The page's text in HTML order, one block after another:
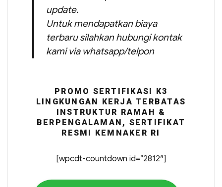
update.
Untuk mendapatkan biaya
terbaru silahkan hubungi kontak
kami via whatsapp/telpon
PROMO SERTIFIKASI K3
LINGKUNGAN KERJA TERBATAS
INSTRUKTUR RAMAH &
BERPENGALAMAN, SERTIFIKAT
RESMI KEMNAKER RI
[wpcdt-countdown id=”2812″]